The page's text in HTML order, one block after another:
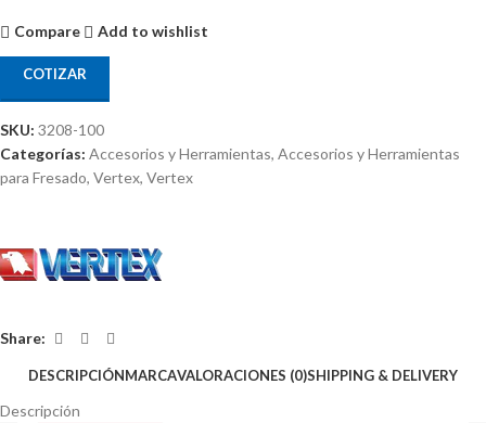
Compare Add to wishlist
COTIZAR
SKU: 3208-100
Categorías: Accesorios y Herramientas, Accesorios y Herramientas
para Fresado, Vertex, Vertex
Share:
DESCRIPCIÓNMARCAVALORACIONES (0)SHIPPING & DELIVERY
Descripción